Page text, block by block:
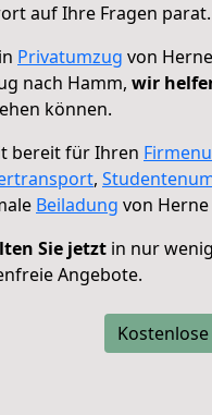
auf Ihre Fragen parat.
Privatumzug von
nach Hamm, wir
können.
bereit für Ihren
,
Beiladung von
Sie jetzt in nur
Angebote.